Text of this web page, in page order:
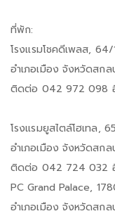
ที่พัก:
โรงเเรมโชคดีเพลส,
อำเภอเมือง จังหวัดสก
ติดต่อ 042 972 098 อี
โรงแรมยูสไตล์โฮเทล,
อำเภอเมือง จังหวัดสก
ติดต่อ 042 724 032 อี
PC Grand Palace,
อำเภอเมือง จังหวัดสก